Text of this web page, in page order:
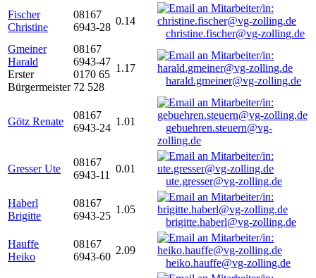
Fischer
Christine
08167
6943-28
0.14
christine.fischer@vg-zolling.de
Gmeiner
Harald
Erster
Bürgermeister
08167
6943-47
0170 65
72 528
1.17
harald.gmeiner@vg-zolling.de
Götz Renate
08167
6943-24
1.01
gebuehren.steuern@vg-
zolling.de
Gresser Ute
08167
6943-11
0.01
ute.gresser@vg-zolling.de
Haberl
Brigitte
08167
6943-25
1.05
brigitte.haberl@vg-zolling.de
Hauffe
Heiko
08167
6943-60
2.09
heiko.hauffe@vg-zolling.de